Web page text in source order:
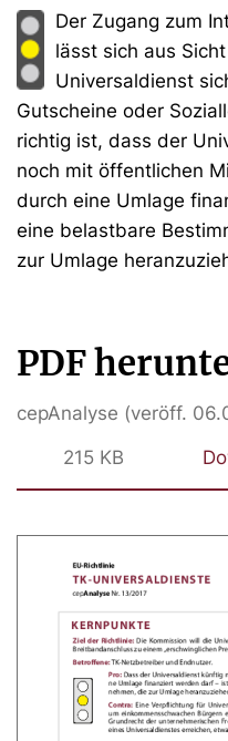
Der Zugang zum
lässt sich aus
Universaldienst
Gutscheine oder
richtig ist, dass der
noch mit öffentlichen
durch eine Umlage
eine belastbare
zur Umlage
PDF
cepAnalyse (veröff.
215 KB